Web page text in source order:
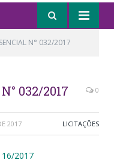
N° 032/2017
032/2017 0
2017 LICITAÇÕES
2017